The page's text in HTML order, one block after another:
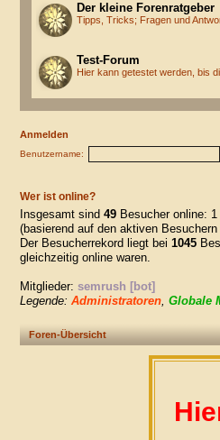
Der kleine Forenratgeber
Tipps, Tricks; Fragen und
Test-Forum
Hier kann getestet werden, bis
Anmelden
Benutzername:
Wer ist online?
Insgesamt sind 49 Besucher online:
(basierend auf den aktiven
Der Besucherrekord liegt bei 1045
gleichzeitig online waren.
Mitglieder: semrush [bot]
Legende: Administratoren, Globale
Foren-Übersicht